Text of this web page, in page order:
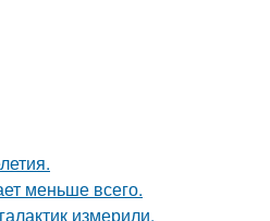
меньше всего.
измерили.